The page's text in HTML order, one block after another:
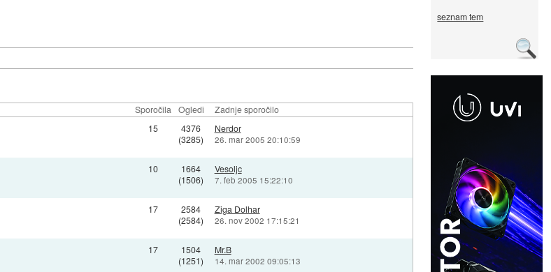
seznam tem
Sporočila Ogledi Zadnje sporočilo
15
4376
(3285)
Nerdor
26. mar 2005 20:10:59
10
1664
(1506)
Vesoljc
7. feb 2005 15:22:10
17
2584
(2584)
Ziga Dolhar
26. nov 2002 17:15:21
17
1504
(1251)
Mr.B
14. mar 2002 09:05:13